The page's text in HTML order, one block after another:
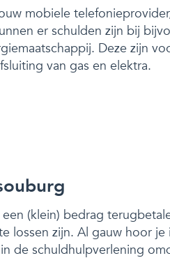
mobiele
er schulden zijn bij
Deze zijn
van gas en elektra.
(klein) bedrag
lossen zijn. Al gauw hoor
de schuldhulpverlening